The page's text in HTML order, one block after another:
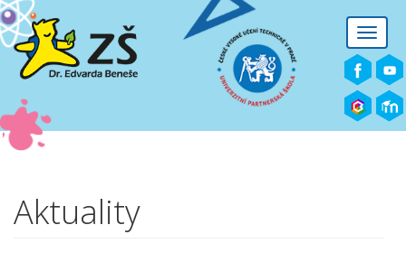
Přejít k hlavnímu obsahu
Toggle
Aktuality